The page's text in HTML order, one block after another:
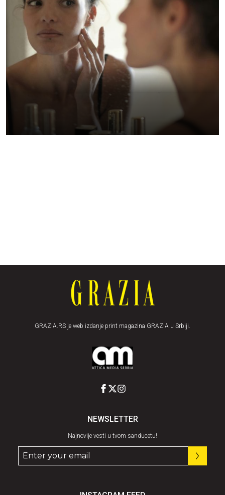
GRAZIA.RS je web izdanje print magazina GRAZIA u Srbiji.
NEWSLETTER
Najnovije vesti u tvom sanducetu!